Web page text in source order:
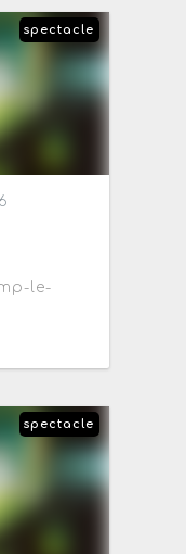
spectacle
le-
spectacle